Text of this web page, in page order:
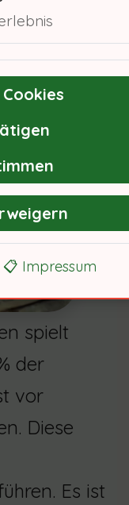
des
spielt
der
vor
Diese
Es ist
📋 Impressum